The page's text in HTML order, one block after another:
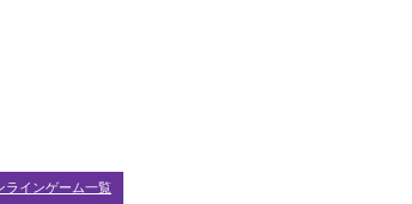
ラインゲーム一覧